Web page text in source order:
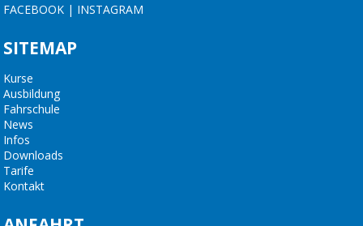
FACEBOOK | INSTAGRAM
SITEMAP
Kurse
Ausbildung
Fahrschule
News
Infos
Downloads
Tarife
Kontakt